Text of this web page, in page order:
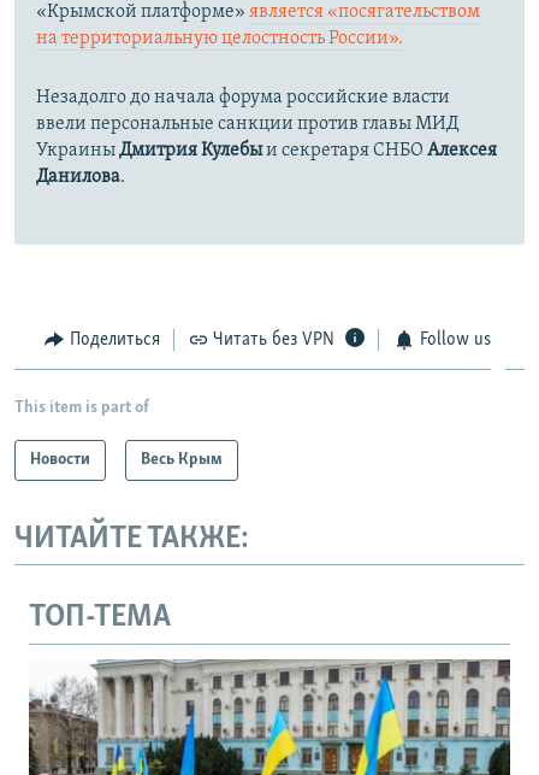
«Крымской платформе» является «посягательством
на территориальную целостность России».
Незадолго до начала форума российские власти
ввели персональные санкции против главы МИД
УкраиныДмитрия Кулебыи секретаря СНБО Алексея
Данилова.
Поделиться Читать без VPN Follow us
This item is part of
Новости Весь Крым
ЧИТАЙТЕ ТАКЖЕ:
ТОП-ТЕМА